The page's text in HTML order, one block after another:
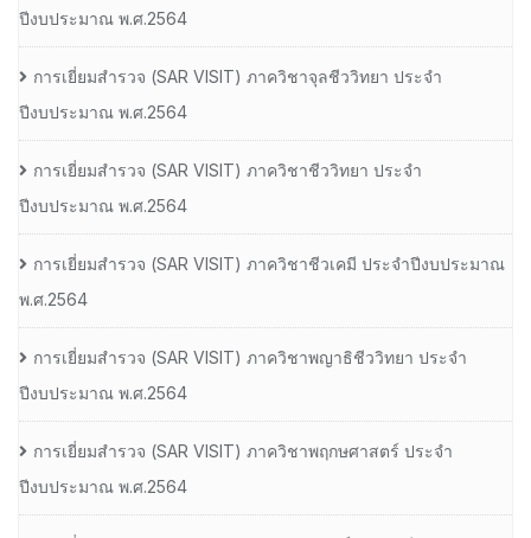
ปีงบประมาณ พ.ศ.2564
การเยี่ยมสํารวจ (SAR VISIT) ภาควิชาจุลชีววิทยา ประจํา
ปีงบประมาณ พ.ศ.2564
การเยี่ยมสํารวจ (SAR VISIT) ภาควิชาชีววิทยา ประจํา
ปีงบประมาณ พ.ศ.2564
การเยี่ยมสํารวจ (SAR VISIT) ภาควิชาชีวเคมี ประจําปีงบประมาณ
พ.ศ.2564
การเยี่ยมสํารวจ (SAR VISIT) ภาควิชาพญาธิชีววิทยา ประจํา
ปีงบประมาณ พ.ศ.2564
การเยี่ยมสํารวจ (SAR VISIT) ภาควิชาพฤกษศาสตร์ ประจํา
ปีงบประมาณ พ.ศ.2564